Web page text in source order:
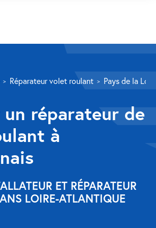
Réparateur volet roulant Pays de la
un réparateur de
à
ET RÉPARATEUR
LOIRE-ATLANTIQUE